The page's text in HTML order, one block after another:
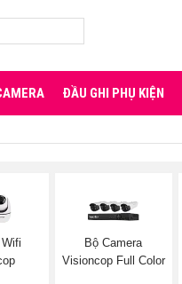
ĐẦU GHI PHỤ KIỆN
Bộ Camera
Visioncop Full Color